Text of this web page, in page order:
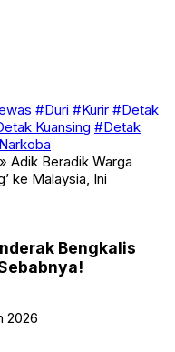
#Duri #Kurir #Detak
Kuansing #Detak
» Adik Beradik Warga
ke Malaysia, Ini
Bengkalis
2026